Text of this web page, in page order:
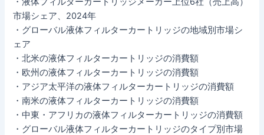
市場シェア、2024年
・グローバル液体フィルターカートリッジの地域別市場シ
ェア
・北米の液体フィルターカートリッジの消費額
・欧州の液体フィルターカートリッジの消費額
・アジア太平洋の液体フィルターカートリッジの消費額
・南米の液体フィルターカートリッジの消費額
・中東・アフリカの液体フィルターカートリッジの消費額
・グローバル液体フィルターカートリッジのタイプ別市場